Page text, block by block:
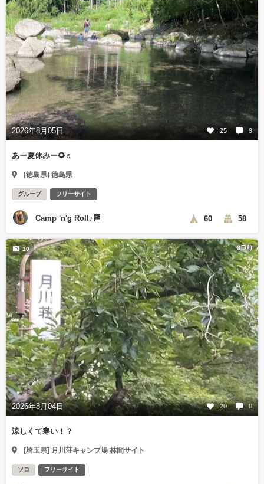
2026年8月05日 25 9
あー夏休みー🌻♬
[徳島県] 徳島県
グループ フリーサイト
Camp 'n'g Roll♪🏁 60 58
3日前
2026年8月04日 20 0
10
涼しくて寒い！？
[埼玉県] 月川荘キャンプ場 林間サイト
ソロ フリーサイト